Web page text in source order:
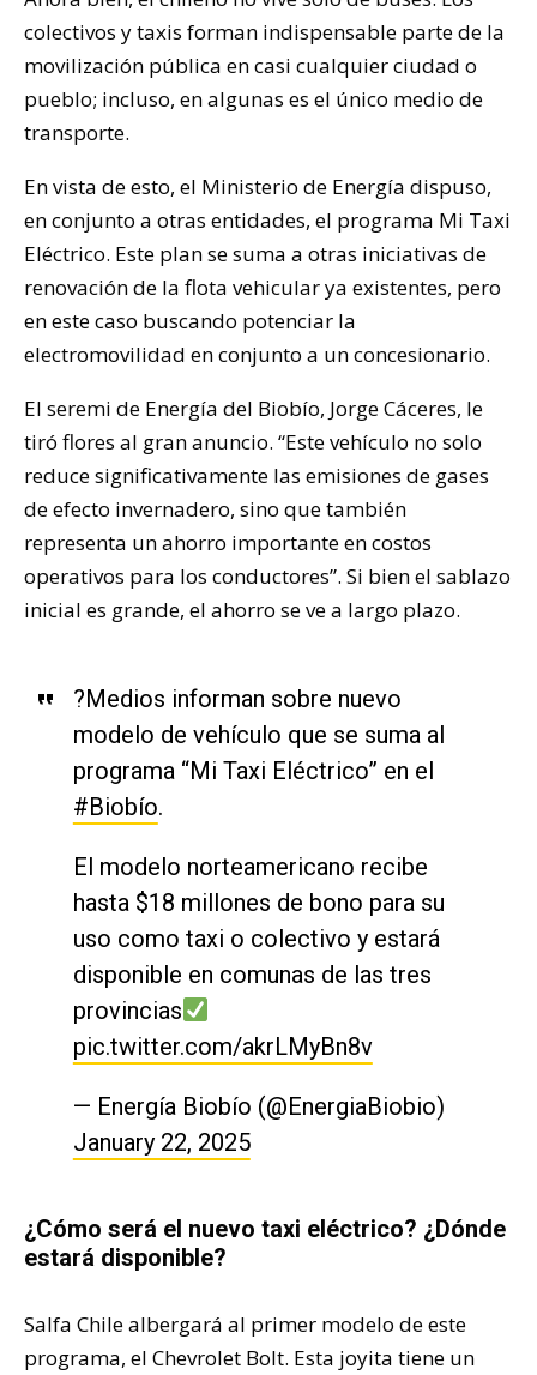
colectivos y taxis forman indispensable parte de la
movilización pública en casi cualquier ciudad o
pueblo; incluso, en algunas es el único medio de
transporte.
En vista de esto, el Ministerio de Energía dispuso,
en conjunto a otras entidades, el programa Mi Taxi
Eléctrico. Este plan se suma a otras iniciativas de
renovación de la flota vehicular ya existentes, pero
en este caso buscando potenciar la
electromovilidad en conjunto a un concesionario.
El seremi de Energía del Biobío, Jorge Cáceres, le
tiró flores al gran anuncio. “Este vehículo no solo
reduce significativamente las emisiones de gases
de efecto invernadero, sino que también
representa un ahorro importante en costos
operativos para los conductores”. Si bien el sablazo
inicial es grande, el ahorro se ve a largo plazo.
?Medios informan sobre nuevo
modelo de vehículo que se suma al
programa “Mi Taxi Eléctrico” en el
#Biobío.
El modelo norteamericano recibe
hasta $18 millones de bono para su
uso como taxi o colectivo y estará
disponible en comunas de las tres
provincias
pic.twitter.com/akrLMyBn8v
— Energía Biobío (@EnergiaBiobio)
January 22, 2025
¿Cómo será el nuevo taxi eléctrico? ¿Dónde
estará disponible?
Salfa Chile albergará al primer modelo de este
programa, el Chevrolet Bolt. Esta joyita tiene un